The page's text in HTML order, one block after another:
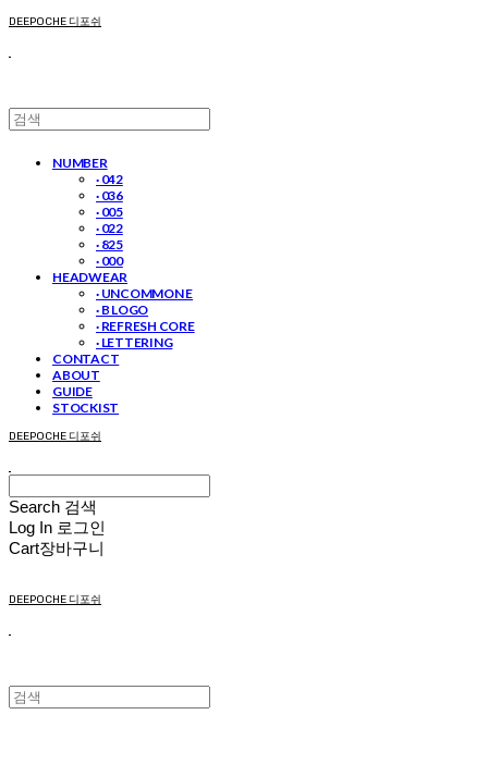
DEEPOCHE 디포쉬
NUMBER
· 042
· 036
· 005
· 022
· 825
· 000
HEADWEAR
· UNCOMMON E
· B LOGO
· REFRESH CORE
· LETTERING
CONTACT
ABOUT
GUIDE
STOCKIST
DEEPOCHE 디포쉬
Search 검색
Log In 로그인
Cart장바구니
DEEPOCHE 디포쉬